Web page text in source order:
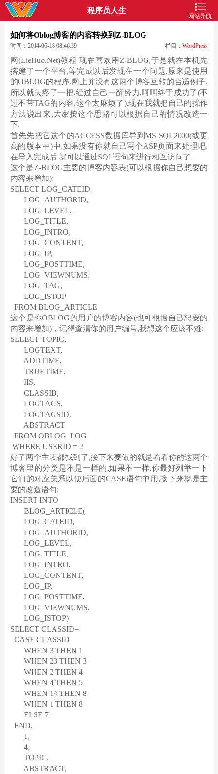
程序员人生
网站导航
如何将Oblog博客的内容转换到Z-BLOG
栏目： WordPress
时间：2014-06-18 08:46:39
网(LieHuo.Net)教程 现在喜欢用Z-BLOG,于是就在本机先
搭建了一个平台,等完成以后发现在一个问题,原来是使用
的OBLOG的程序.网上并没有这两个博客互转的合适例子,
所以就头疼了一把,经过自己一翻努力,呵呵终于成功了(不
过不带TAG的内容,这个太麻烦了),现在我就把自己的操作
方法说出来,大家按这个思路可以根据自己的情况改造一
下.
首先先把它这个的ACCESS数据库导到MS SQL2000(或更
高的版本中)中,如果没有你就自己写个ASP页面来处理吧,
在导入完成后,就可以通过SQL语句来进行相互访问了.
这个是Z-BLOG主要的博客内容表(可以根据你自己想要的
内容来增加):
SELECT LOG_CATEID,
LOG_AUTHORID,
LOG_LEVEL,
LOG_TITLE,
LOG_INTRO,
LOG_CONTENT,
LOG_IP,
LOG_POSTTIME,
LOG_VIEWNUMS,
LOG_TAG,
LOG_ISTOP
FROM BLOG_ARTICLE
这个是你OBLOG的用户的博客内容(也可根据自己想要的
内容来增加)，记得查清你的用户编号,我想这个应该不难:
SELECT TOPIC,
LOGTEXT,
ADDTIME,
TRUETIME,
IIS,
CLASSID,
LOGTAGS,
LOGTAGSID,
ABSTRACT
FROM OBLOG_LOG
WHERE USERID = 2
好了两个主表都找到了,接下来要做的就是看看你的这两个
博客里的分类是不是一样的,如果不一样,你最好列举一下
它们的对应关系以便后面的CASE语句中用,接下来就是主
要的改造语句:
INSERT INTO
BLOG_ARTICLE(
LOG_CATEID,
LOG_AUTHORID,
LOG_LEVEL,
LOG_TITLE,
LOG_INTRO,
LOG_CONTENT,
LOG_IP,
LOG_POSTTIME,
LOG_VIEWNUMS,
LOG_ISTOP)
SELECT CLASSID=
CASE CLASSID
WHEN 3 THEN 1
WHEN 23 THEN 3
WHEN 2 THEN 4
WHEN 4 THEN 5
WHEN 14 THEN 8
WHEN 1 THEN 8
ELSE 7
END,
1,
4,
TOPIC,
ABSTRACT,